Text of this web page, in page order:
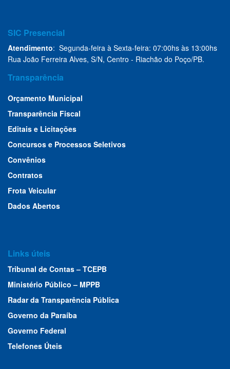
SIC Presencial
Atendimento: Segunda-feira à Sexta-feira: 07:00hs às 13:00hs
Rua João Ferreira Alves, S/N, Centro - Riachão do Poço/PB.
Transparência
Orçamento Municipal
Transparência Fiscal
Editais e Licitações
Concursos e Processos Seletivos
Convênios
Contratos
Frota Veicular
Dados Abertos
Links úteis
Tribunal de Contas – TCEPB
Ministério Público – MPPB
Radar da Transparência Pública
Governo da Paraíba
Governo Federal
Telefones Úteis